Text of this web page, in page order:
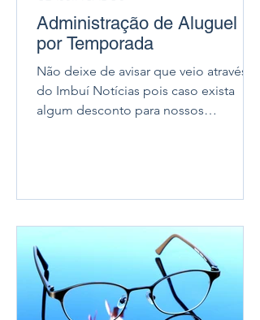
Administração de Aluguel
por Temporada
Não deixe de avisar que veio através
do Imbuí Notícias pois caso exista
algum desconto para nossos